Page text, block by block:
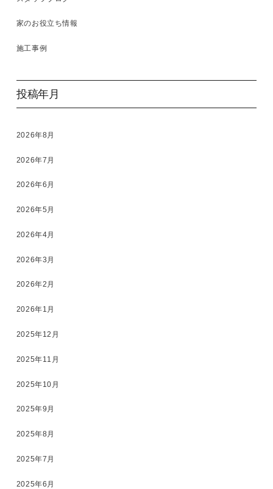
家のお役立ち情報
施工事例
投稿年月
2026年8月
2026年7月
2026年6月
2026年5月
2026年4月
2026年3月
2026年2月
2026年1月
2025年12月
2025年11月
2025年10月
2025年9月
2025年8月
2025年7月
2025年6月